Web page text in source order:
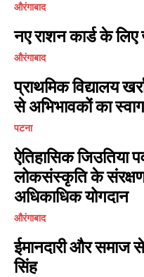
औरंगाबाद
नए राशन कार्ड के
औरंगाबाद
प्राथमिक विद्यालय
से अभिभावकों का
पटना
ऐतिहासिक जिउतिया
लोकसंस्कृति के
अधिकाधिक योगदान
औरंगाबाद
ईमानदारी और समाज
सिंह